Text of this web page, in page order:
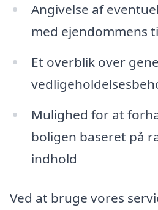
Angivelse af
med ejendommens
Et overblik over
Mulighed for at
boligen baseret på
indhold
Ved at bruge vores